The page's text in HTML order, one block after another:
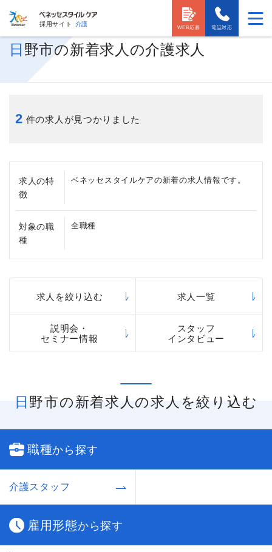
採用サイト 介護
電話対応
WEB応募
日野市の新着求人の介護求人
2 件の求人が見つかりました
求人の特
徴
ベネッセスタイルケアの新着の求人情報です。
対象の職
種
全職種
求人を絞り込む 求人一覧
説明会・
セミナー情報
スタッフ
インタビュー
日野市の新着求人の求人を絞り込む
職種から探す
介護スタッフ
雇用形態から探す